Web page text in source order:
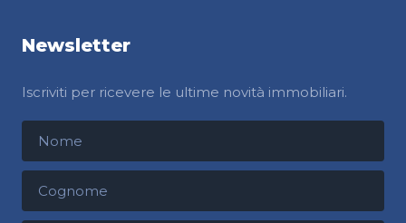
Newsletter
Iscriviti per ricevere le ultime novità immobiliari.
Nome
Cognome